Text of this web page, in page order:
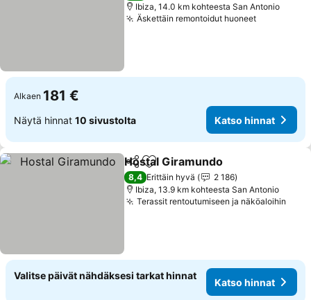
Ibiza, 14.0 km kohteesta San Antonio
Äskettäin remontoidut huoneetKatso
Alkaen 181 €
Näytä hinnat 10 sivustolta Katso hinnat
Jaa Lisää suosikkeihin
Hostal Giramundo
8,4 Erittäin hyvä
2 186
Ibiza, 13.9 km kohteesta San Antonio
Terassit rentoutumiseen ja näköaloihin
Valitse päivät nähdäksesi tarkat hinnat
Katso hinnat